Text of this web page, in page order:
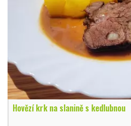
Hovězí krk na slanině s kedlubnou